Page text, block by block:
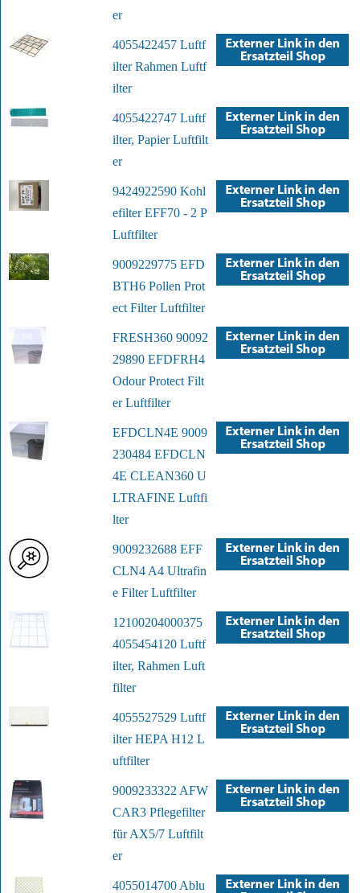
er
4055422457 Luftf
ilter Rahmen Luftf
ilter
4055422747 Luftf
ilter, Papier Luftfilt
er
9424922590 Kohl
efilter EFF70 - 2 P
Luftfilter
9009229775 EFD
BTH6 Pollen Prot
ect Filter Luftfilter
FRESH360 90092
29890 EFDFRH4
Odour Protect Filt
er Luftfilter
EFDCLN4E 9009
230484 EFDCLN
4E CLEAN360 U
LTRAFINE Luftfi
lter
9009232688 EFF
CLN4 A4 Ultrafin
e Filter Luftfilter
12100204000375
4055454120 Luftf
ilter, Rahmen Luft
filter
4055527529 Luftf
ilter HEPA H12 L
uftfilter
9009233322 AFW
CAR3 Pflegefilter
für AX5/7 Luftfilt
er
4055014700 Ablu